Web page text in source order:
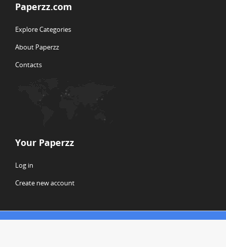
Paperzz.com
Explore Categories
About Paperzz
Contacts
Your Paperzz
Log in
Create new account